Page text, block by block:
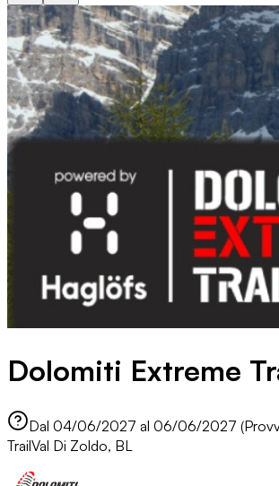
Dolomiti Extreme
Dal 04/06/2027 al 06/06/2027
TrailVal Di Zoldo, BL